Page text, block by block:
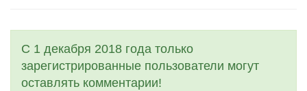
С 1 декабря 2018 года только
зарегистрированные пользователи могут
оставлять комментарии!